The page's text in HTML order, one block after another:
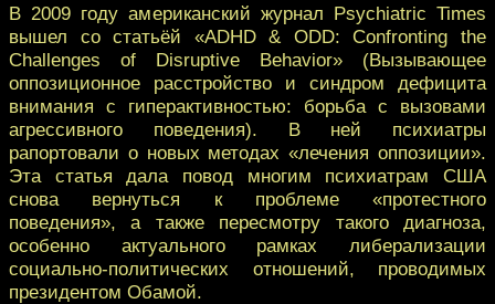
В 2009 году американский журнал Psychiatric Times
вышел со статьёй «ADHD & ODD: Confronting the
Challenges of Disruptive Behavior» (Вызывающее
оппозиционное расстройство и синдром дефицита
внимания с гиперактивностью: борьба с вызовами
агрессивного поведения). В ней психиатры
рапортовали о новых методах «лечения оппозиции».
Эта статья дала повод многим психиатрам США
снова вернуться к проблеме «протестного
поведения», а также пересмотру такого диагноза,
особенно актуального рамках либерализации
социально-политических отношений, проводимых
президентом Обамой.